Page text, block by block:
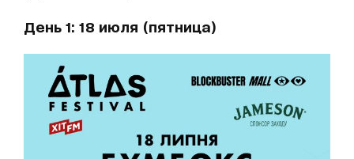
День 1: 18 июля (пятница)